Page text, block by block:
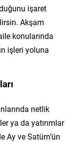
işaret
Akşam
konularında
işleri yoluna
netlik
ya da yatırımlar
Ay ve Satürn’ün